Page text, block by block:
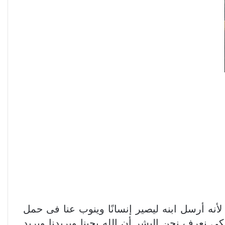
أرسل ابنه ليصير إنسانًا وينوب عنا فى حمل